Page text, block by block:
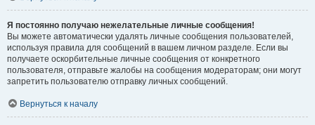
Я постоянно получаю нежелательные личные сообщения!
Вы можете автоматически удалять личные сообщения пользователей,
используя правила для сообщений в вашем личном разделе. Если вы
получаете оскорбительные личные сообщения от конкретного
пользователя, отправьте жалобы на сообщения модераторам; они могут
запретить пользователю отправку личных сообщений.
Вернуться к началу